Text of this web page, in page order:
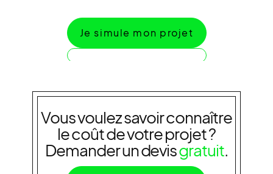
Je simule mon projet
Vous voulez savoir connaître
le coût de votre projet ?
Demander un devisgratuit.